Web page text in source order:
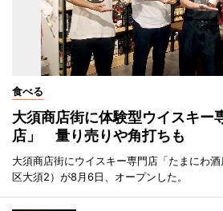
食べる
大須商店街に体験型ウイスキー
店」 量り売りや角打ちも
大須商店街にウイスキー専門店「たまにわ
区大須2）が8月6日、オープンした。